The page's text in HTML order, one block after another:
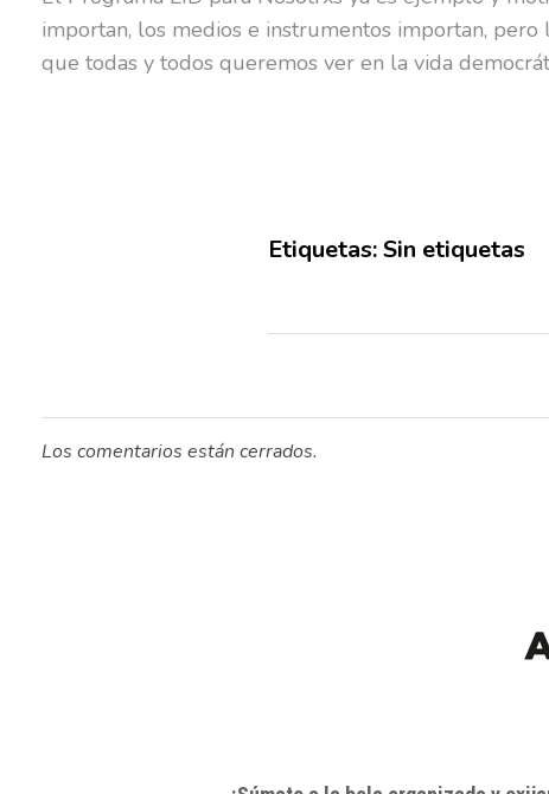
importan, los medios e instrumentos importan,
que todas y todos queremos ver en la vida
Etiquetas: Sin etiquetas
Los comentarios están cerrados.